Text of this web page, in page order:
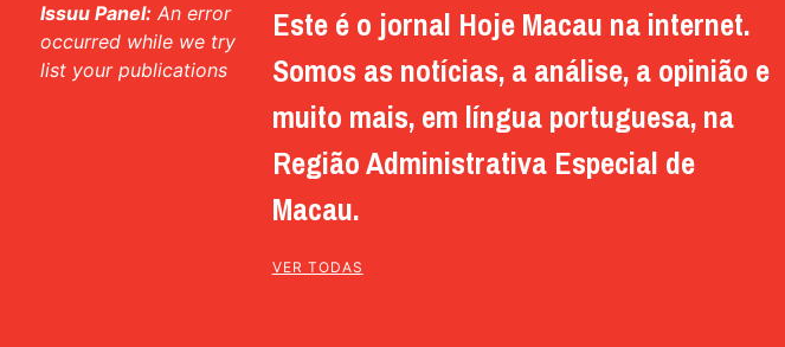
Issuu Panel: An error
occurred while we try
list your publications
Este é o jornal Hoje Macau na internet.
Somos as notícias, a análise, a opinião e
muito mais, em língua portuguesa, na
Região Administrativa Especial de
Macau.
VER TODAS